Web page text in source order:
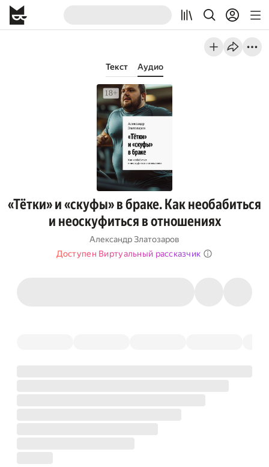
Текст Аудио
«Тётки» и «скуфы» в браке. Как необабиться
и неоскуфиться в отношениях
Александр Златозаров
Доступен Виртуальный рассказчик